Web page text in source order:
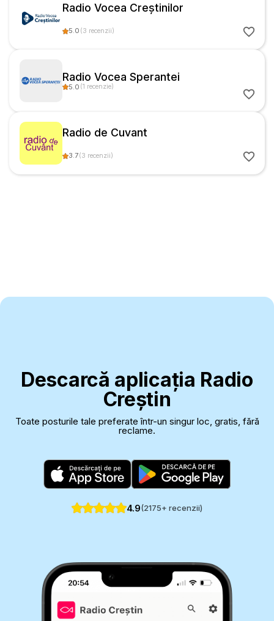
Radio Vocea Creștinilor
5.0 (3 recenzii)
Radio Vocea Sperantei
5.0 (1 recenzie)
Radio de Cuvant
3.7(3 recenzii)
Descarcă aplicația Radio
Creștin
Toate posturile tale preferate într-un singur loc, gratis, fără
reclame.
4.9(2175+ recenzii)